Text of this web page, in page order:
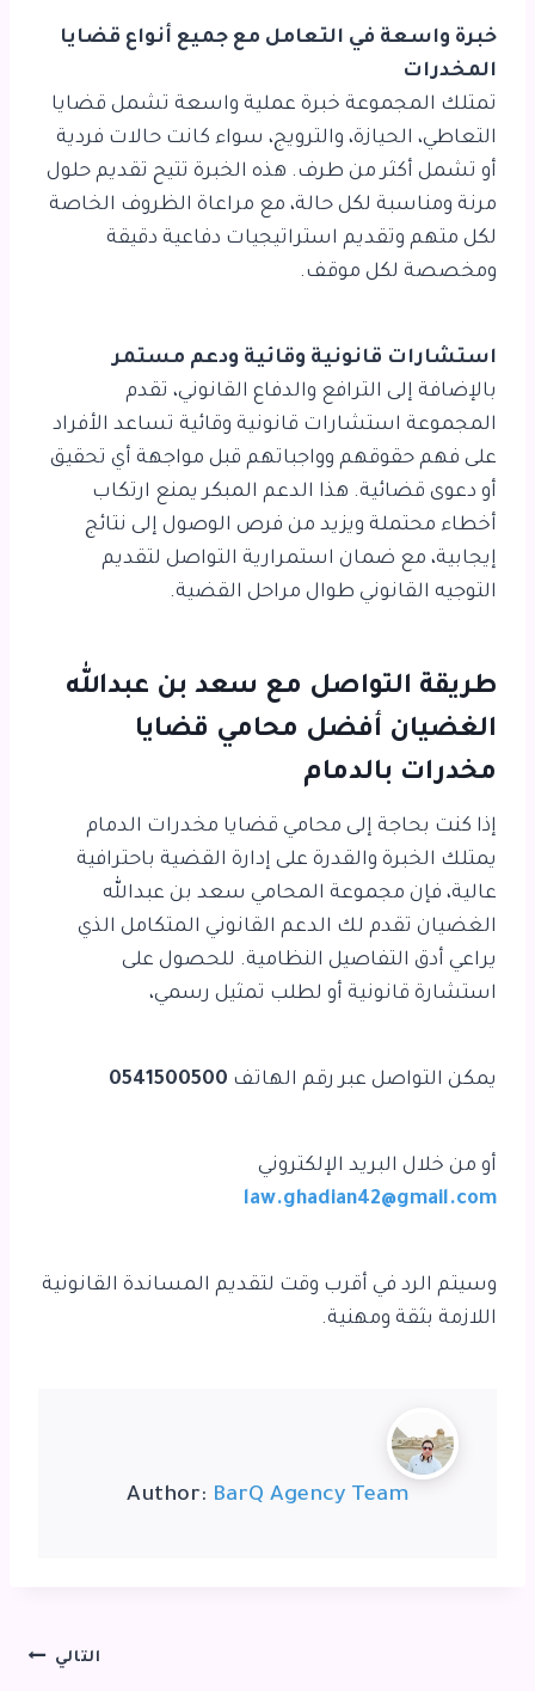
خبرة واسعة في التعامل مع جميع أنواع قضايا
المخدرات
تمتلك المجموعة خبرة عملية واسعة تشمل قضايا
التعاطي، الحيازة، والترويج، سواء كانت حالات فردية
أو تشمل أكثر من طرف. هذه الخبرة تتيح تقديم حلول
مرنة ومناسبة لكل حالة، مع مراعاة الظروف الخاصة
لكل متهم وتقديم استراتيجيات دفاعية دقيقة
ومخصصة لكل موقف.
استشارات قانونية وقائية ودعم مستمر
بالإضافة إلى الترافع والدفاع القانوني، تقدم
المجموعة استشارات قانونية وقائية تساعد الأفراد
على فهم حقوقهم وواجباتهم قبل مواجهة أي تحقيق
أو دعوى قضائية. هذا الدعم المبكر يمنع ارتكاب
أخطاء محتملة ويزيد من فرص الوصول إلى نتائج
إيجابية، مع ضمان استمرارية التواصل لتقديم
التوجيه القانوني طوال مراحل القضية.
طريقة التواصل مع سعد بن عبدالله
الغضيان أفضل محامي قضايا
مخدرات بالدمام
إذا كنت بحاجة إلى محامي قضايا مخدرات الدمام
يمتلك الخبرة والقدرة على إدارة القضية باحترافية
عالية، فإن مجموعة المحامي سعد بن عبدالله
الغضيان تقدم لك الدعم القانوني المتكامل الذي
يراعي أدق التفاصيل النظامية. للحصول على
استشارة قانونية أو لطلب تمثيل رسمي،
يمكن التواصل عبر رقم الهاتف 0541500500
أو من خلال البريد الإلكتروني
law.ghadian42@gmail.com
وسيتم الرد في أقرب وقت لتقديم المساندة القانونية
اللازمة بثقة ومهنية.
Author: BarQ Agency Team
التالي